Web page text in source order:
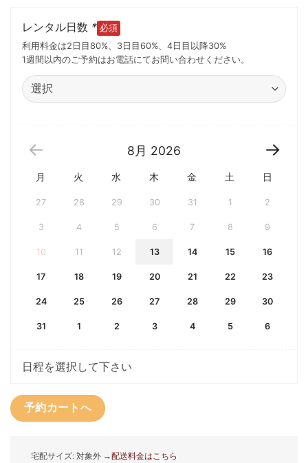
レンタル日数 *
利用料金は2日目80%、3日目60%、4日目以降30%
1週間以内のご予約はお電話にてお問い合わせください。
8月 2026
月 火 水 木 金 土 日
27 28 29 30 31 1 2
3 4 5 6 7 8 9
10 11 12 13 14 15 16
17 18 19 20 21 22 23
24 25 26 27 28 29 30
31 1 2 3 4 5 6
日程を選択して下さい
予約カートへ
宅配サイズ: 対象外→配送料金はこちら